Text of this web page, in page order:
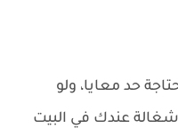
حد معايا، ولو
عندك في البيت